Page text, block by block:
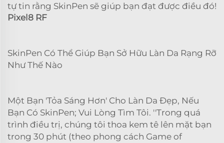
tự tin rằng SkinPen sẽ giúp bạn đạt được điều đó!
Pixel8 RF
SkinPen Có Thể Giúp Bạn Sở Hữu Làn Da Rạng Rỡ
Như Thế Nào
Một Bạn 'Tỏa Sáng Hơn' Cho Làn Da Đẹp, Nếu
Bạn Có SkinPen; Vui Lòng Tìm Tôi. ''Trong quá
trình điều trị, chúng tôi thoa kem tê lên mặt bạn
trong 30 phút (theo phong cách Game of